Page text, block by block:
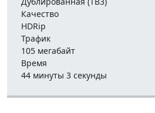
Качество
HDRip
Трафик
105 мегабайт
Время
44 минуты 3 секунды